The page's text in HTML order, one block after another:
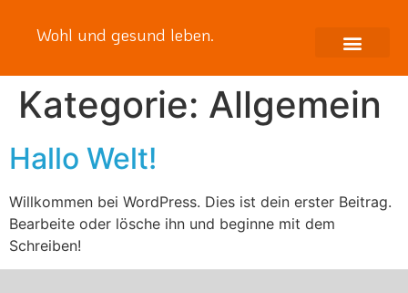
Wohl und gesund leben.
Kategorie: Allgemein
Hallo Welt!
Willkommen bei WordPress. Dies ist dein erster Beitrag.
Bearbeite oder lösche ihn und beginne mit dem
Schreiben!